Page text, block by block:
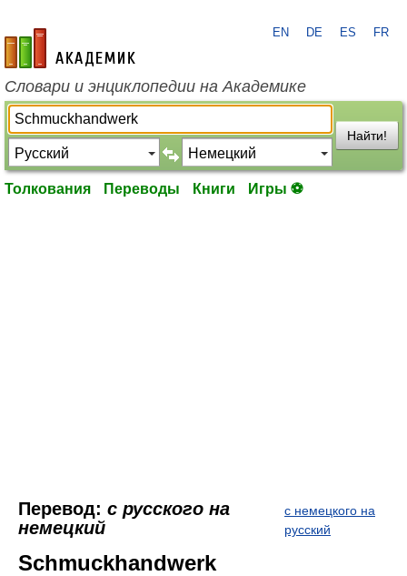
academic.ru
EN DE ES FR
Словари и энциклопедии на Академике
Найти!
Толкования Переводы Книги Игры ⚽
Перевод: с русского на
немецкий
с немецкого на
русский
Schmuckhandwerk